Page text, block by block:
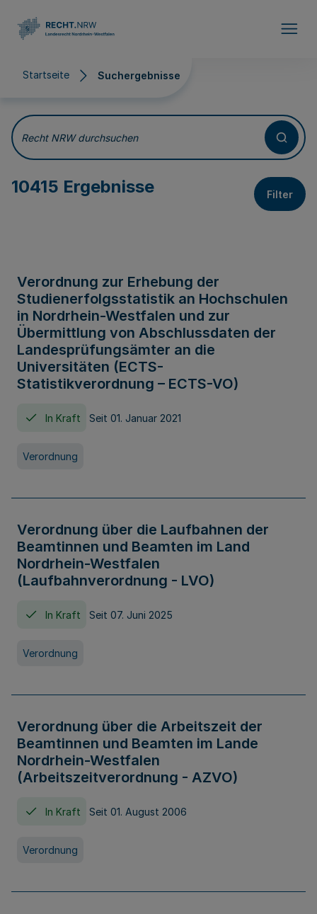
Startseite Suchergebnisse
Suchergebnisse
Recht NRW durchsuchen
10415 Ergebnisse Filter
Verordnung zur Erhebung der
Studienerfolgsstatistik an Hochschulen
in Nordrhein-Westfalen und zur
Übermittlung von Abschlussdaten der
Landesprüfungsämter an die
Universitäten (ECTS-
Statistikverordnung – ECTS-VO)
In Kraft Seit 01. Januar 2021
Verordnung
Verordnung über die Laufbahnen der
Beamtinnen und Beamten im Land
Nordrhein-Westfalen
(Laufbahnverordnung - LVO)
In Kraft Seit 07. Juni 2025
Verordnung
Verordnung über die Arbeitszeit der
Beamtinnen und Beamten im Lande
Nordrhein-Westfalen
(Arbeitszeitverordnung - AZVO)
In Kraft Seit 01. August 2006
Verordnung